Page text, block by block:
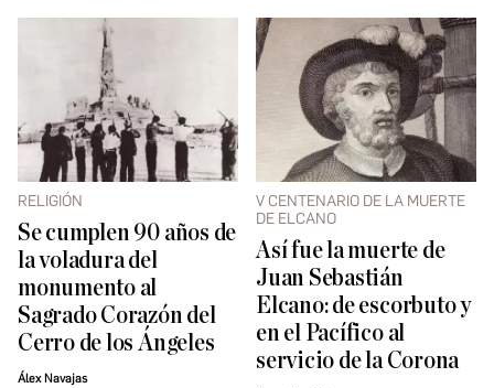
RELIGIÓN
Se cumplen 90 años de
la voladura del
monumento al
Sagrado Corazón del
Cerro de los Ángeles
Álex Navajas
V CENTENARIO DE LA MUERTE
DE ELCANO
Así fue la muerte de
Juan Sebastián
Elcano: de escorbuto y
en el Pacífico al
servicio de la Corona